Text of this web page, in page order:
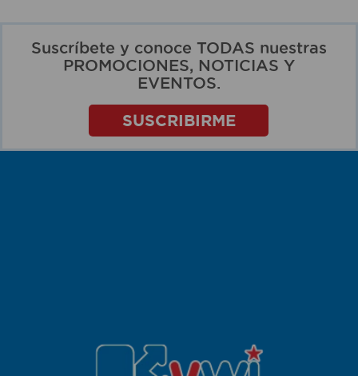
Suscríbete y conoce TODAS nuestras
PROMOCIONES, NOTICIAS Y
EVENTOS.
SUSCRIBIRME